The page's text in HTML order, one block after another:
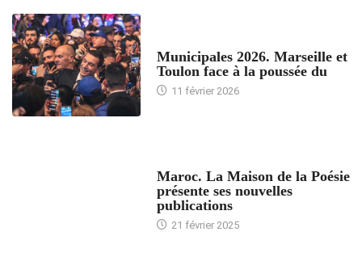
Municipales 2026. Marseille et
Toulon face à la poussée du
11 février 2026
Maroc. La Maison de la Poésie
présente ses nouvelles
publications
21 février 2025